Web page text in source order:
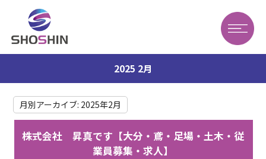
2025 2月
月別アーカイブ: 2025年2月
株式会社 昇真です【大分・鳶・足場・土木・従
業員募集・求人】